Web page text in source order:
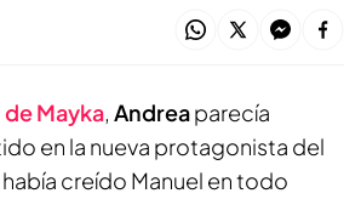
Mayka, Andreaparecía
en la nueva protagonista del
creído Manuel en todo